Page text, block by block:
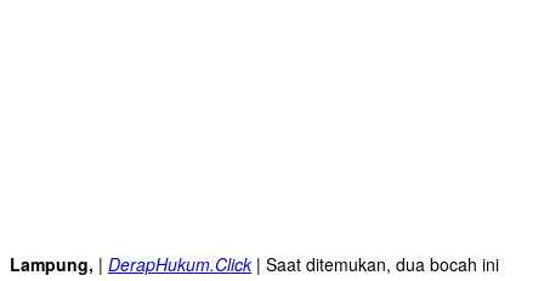
Lampung, | DerapHukum.Click| Saat ditemukan, dua bocah ini